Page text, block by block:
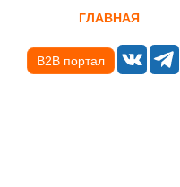
ГЛАВНАЯ
B2B портал